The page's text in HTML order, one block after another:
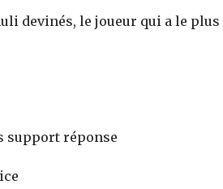
devinés, le joueur qui a le plus
support réponse